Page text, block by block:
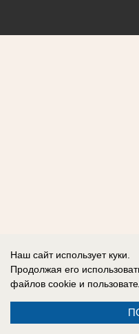
Наш сайт использует куки.
Продолжая его
файлов cookie и